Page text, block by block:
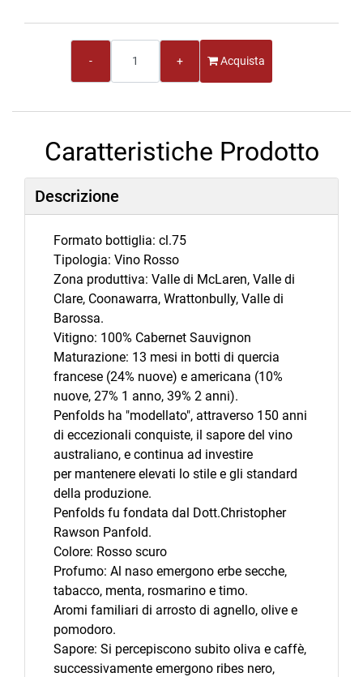
Acquista
Caratteristiche Prodotto
Descrizione
Formato bottiglia: cl.75
Tipologia: Vino Rosso
Zona produttiva: Valle di McLaren, Valle di
Clare, Coonawarra, Wrattonbully, Valle di
Barossa.
Vitigno: 100% Cabernet Sauvignon
Maturazione: 13 mesi in botti di quercia
francese (24% nuove) e americana (10%
nuove, 27% 1 anno, 39% 2 anni).
Penfolds ha "modellato", attraverso 150 anni
di eccezionali conquiste, il sapore del vino
australiano, e continua ad investire
per mantenere elevati lo stile e gli standard
della produzione.
Penfolds fu fondata dal Dott.Christopher
Rawson Panfold.
Colore: Rosso scuro
Profumo: Al naso emergono erbe secche,
tabacco, menta, rosmarino e timo.
Aromi familiari di arrosto di agnello, olive e
pomodoro.
Sapore: Si percepiscono subito oliva e caffè,
successivamente emergono ribes nero,